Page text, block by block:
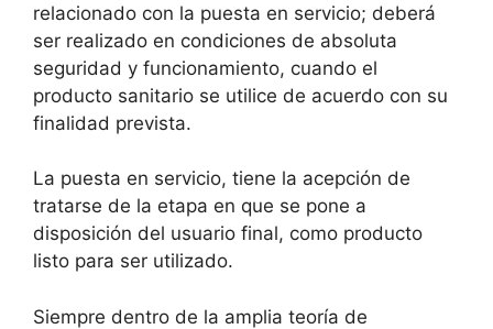
relacionado con la puesta en servicio; deberá
ser realizado en condiciones de absoluta
seguridad y funcionamiento, cuando el
producto sanitario se utilice de acuerdo con su
finalidad prevista.
La puesta en servicio, tiene la acepción de
tratarse de la etapa en que se pone a
disposición del usuario final, como producto
listo para ser utilizado.
Siempre dentro de la amplia teoría de